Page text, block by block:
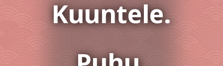
Kuuntele.